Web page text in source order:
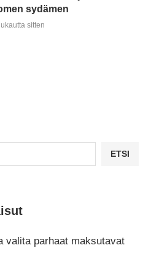
sydämen
sitten
ETSI
valita parhaat maksutavat